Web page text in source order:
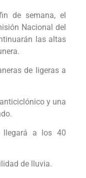
de semana, el
Nacional del
las altas
de ligeras a
y una
llegará a los 40
de lluvia.